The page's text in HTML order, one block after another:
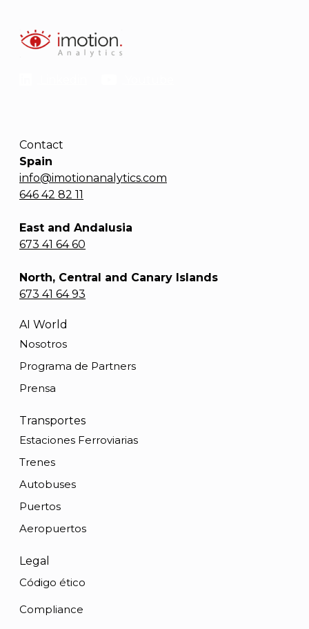
Contact
Spain
info@imotionanalytics.com
646 42 82 11
East and Andalusia
673 41 64 60
North, Central and Canary Islands
673 41 64 93
AI World
Nosotros
Programa de Partners
Prensa
Transportes
Estaciones Ferroviarias
Trenes
Autobuses
Puertos
Aeropuertos
Legal
Código ético
Compliance